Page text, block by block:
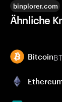
binplorer.com
Ähnliche
Bitcoin